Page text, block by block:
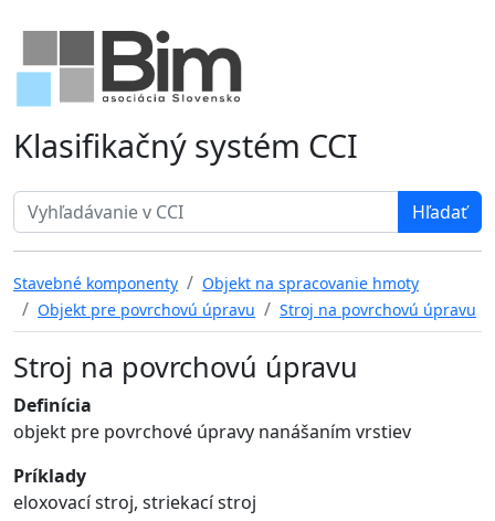
Klasifikačný systém CCI
Search term
Stavebné komponenty
Objekt na spracovanie hmoty
Objekt pre povrchovú úpravu
Stroj na povrchovú úpravu
Stroj na povrchovú úpravu
Definícia
objekt pre povrchové úpravy nanášaním vrstiev
Príklady
eloxovací stroj, striekací stroj